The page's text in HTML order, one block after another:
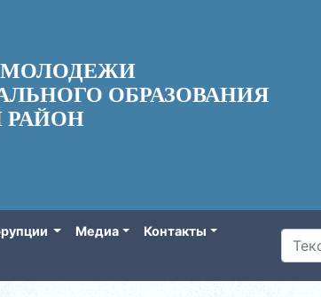
МОЛОДЕЖИ
ОБРАЗОВАНИЯ
РАЙОН
Медиа
Контакты